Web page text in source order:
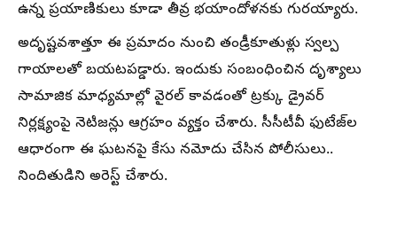
ఉన్న ప్రయాణికులు కూడా తీవ్ర భయాందోళనకు గురయ్యారు.
అదృష్టవశాత్తూ ఈ ప్రమాదం నుంచి తండ్రీకూతుళ్లు స్వల్ప
గాయాలతో బయటపడ్డారు. ఇందుకు సంబంధించిన దృశ్యాలు
సామాజిక మాధ్యమాల్లో వైరల్‌ కావడంతో ట్రక్కు డ్రైవర్‌
నిర్లక్ష్యంపై నెటిజన్లు ఆగ్రహం వ్యక్తం చేశారు. సీసీటీవీ ఫుటేజ్‌ల
ఆధారంగా ఈ ఘటనపై కేసు నమోదు చేసిన పోలీసులు..
నిందితుడిని అరెస్ట్‌ చేశారు.